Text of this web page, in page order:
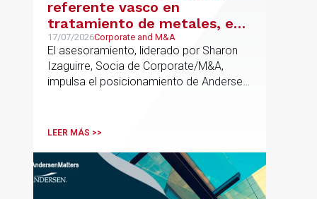
referente vasco en
tratamiento de metales, en
su venta a Mirai Investments
17/07/2026Corporate and M&A
El asesoramiento, liderado por Sharon
Izaguirre, Socia de Corporate/M&A,
impulsa el posicionamiento de Andersen
procesos estratégicos de M&A
LEER MÁS >>